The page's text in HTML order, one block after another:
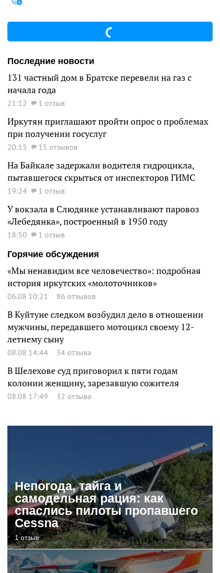
Последние новости
131 частный дом в Братске перевели на газ с
начала года
21:12 1 отзыв
Иркутян приглашают пройти опрос о проблемах
при получении госуслуг
20:15 15 отзывов
На Байкале задержали водителя гидроцикла,
пытавшегося скрыться от инспекторов ГИМС
19:24 1 отзыв
У вокзала в Слюдянке устанавливают паровоз
«Лебедянка», построенный в 1950 году
18:50
1 отзыв
Горячие обсуждения
«Мы ненавидим все человечество»: подробная
история иркутских «молоточников»
06.08 10:21 86 отзывов
В Куйтуне следком возбудил дело в отношении
мужчины, передавшего мотоцикл своему 12-
летнему сыну
08.08 14:44 34 отзыва
В Шелехове суд приговорил к пяти годам
колонии женщину, зарезавшую сожителя
08.08 17:49 32 отзыва
Непогода, тайга и
самодельная рация: как
спаслись пилоты пропавшего
Cessna
1 отзыв